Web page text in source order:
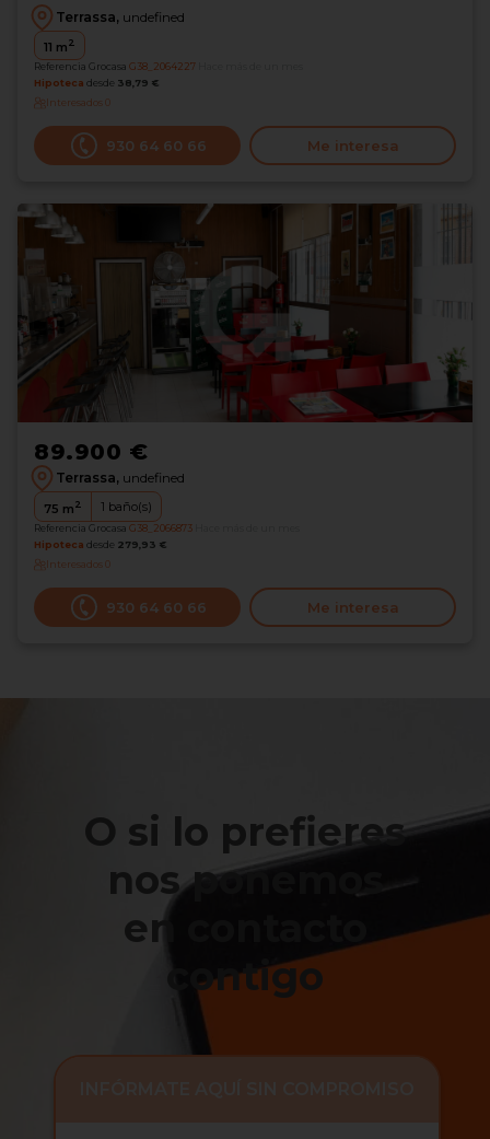
Terrassa, undefined
11 m2
Referencia Grocasa G38_2064227
Hipoteca desde 38,79 €
Interesados0
930 64 60 66 Me interesa
89.900 €
Terrassa, undefined
75 m2 1 baño(s)
Referencia Grocasa G38_2066873
Hipoteca desde 279,93 €
Interesados0
930 64 60 66 Me interesa
O si lo prefieres
nos ponemos
en contacto
contigo